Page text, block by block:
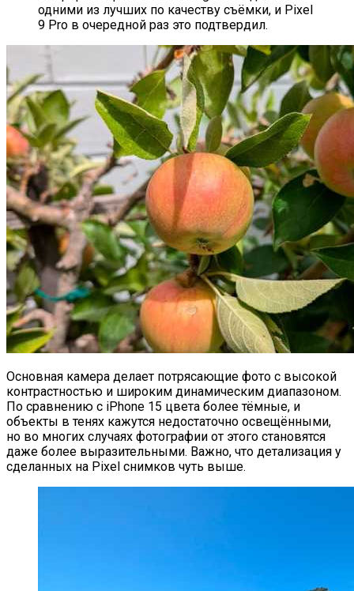
одними из лучших по качеству съёмки, и Pixel
9 Pro в очередной раз это подтвердил.
Основная камера делает потрясающие фото с высокой
контрастностью и широким динамическим диапазоном.
По сравнению с iPhone 15 цвета более тёмные, и
объекты в тенях кажутся недостаточно освещёнными,
но во многих случаях фотографии от этого становятся
даже более выразительными. Важно, что детализация у
сделанных на Pixel снимков чуть выше.